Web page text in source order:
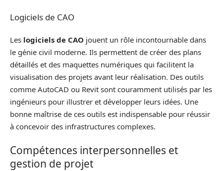
Logiciels de CAO
Les logiciels de CAO jouent un rôle incontournable dans
le génie civil moderne. Ils permettent de créer des plans
détaillés et des maquettes numériques qui facilitent la
visualisation des projets avant leur réalisation. Des outils
comme AutoCAD ou Revit sont couramment utilisés par les
ingénieurs pour illustrer et développer leurs idées. Une
bonne maîtrise de ces outils est indispensable pour réussir
à concevoir des infrastructures complexes.
Compétences interpersonnelles et
gestion de projet